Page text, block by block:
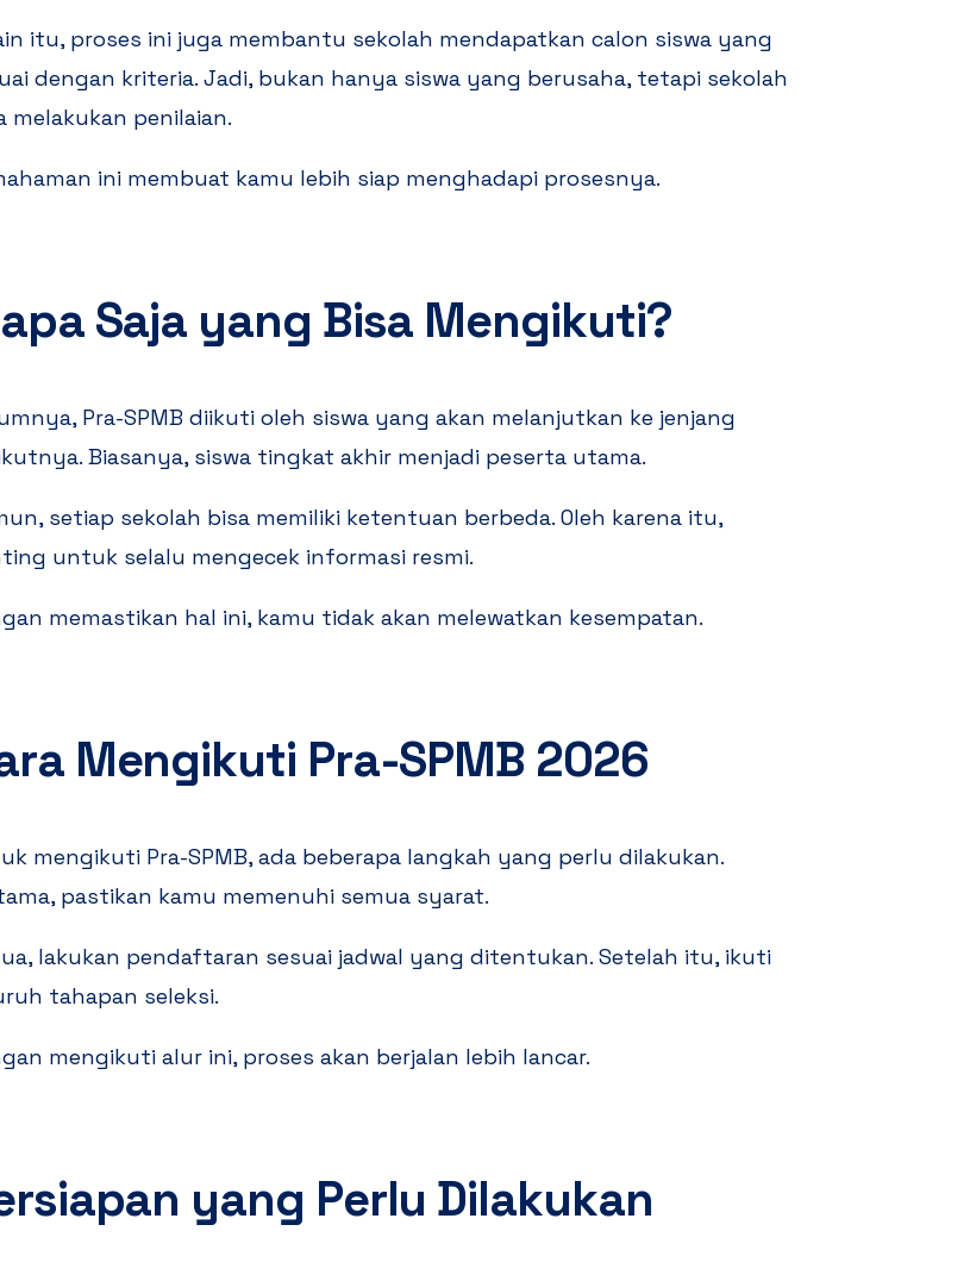
itu, proses ini juga membantu sekolah mendapatkan calon siswa yang
dengan kriteria. Jadi, bukan hanya siswa yang berusaha, tetapi sekolah
melakukan penilaian.
ini membuat kamu lebih siap menghadapi prosesnya.
Saja yang Bisa Mengikuti?
Pra-SPMB diikuti oleh siswa yang akan melanjutkan ke jenjang
Biasanya, siswa tingkat akhir menjadi peserta utama.
setiap sekolah bisa memiliki ketentuan berbeda. Oleh karena itu,
untuk selalu mengecek informasi resmi.
memastikan hal ini, kamu tidak akan melewatkan kesempatan.
Mengikuti Pra-SPMB 2026
mengikuti Pra-SPMB, ada beberapa langkah yang perlu dilakukan.
pastikan kamu memenuhi semua syarat.
lakukan pendaftaran sesuai jadwal yang ditentukan. Setelah itu, ikuti
tahapan seleksi.
mengikuti alur ini, proses akan berjalan lebih lancar.
yang Perlu Dilakukan